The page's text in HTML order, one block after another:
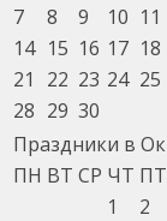
7
8 9 10 11
14 15 16 17 18
21
22 23 24 25
28 29 30
Праздники в
ПН ВТ СР ЧТ ПТ
1
2